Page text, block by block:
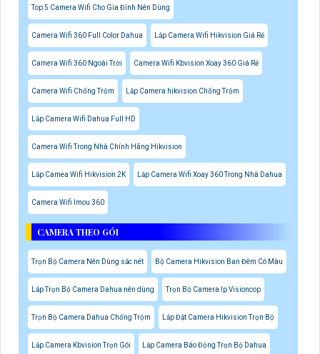
Top 5 Camera Wifi Cho Gia Đình Nên Dùng
Camera Wifi 360 Full Color Dahua Lắp Camera Wifi Hikvision Giá Rẻ
Camera Wifi 360 Ngoài Trời Camera Wifi Kbvision Xoay 360 Giá Rẻ
Camera Wifi Chống Trộm Lắp Camera hikvision Chống Trộm
Lắp Camera Wifi Dahua Full HD
Camera Wifi Trong Nhà Chính Hãng Hikvision
Lắp Camea Wifi Hikvision 2K Lắp Camera Wifi Xoay 360 Trong Nhà Dahua
Camera Wifi Imou 360
CAMERA THEO GÓI
Trọn Bộ Camera Nên Dùng sắc nét Bộ Camera Hikvision Ban Đêm Có Màu
Lắp Trọn Bộ Camera Dahua nên dùng Trọn Bộ Camera Ip Visioncop
Trọn Bộ Camera Dahua Chống Trộm Lắp Đặt Camera Hikvision Trọn Bộ
Lắp Camera Kbvision Trọn Gói Lắp Camera Báo Động Trọn Bộ Dahua